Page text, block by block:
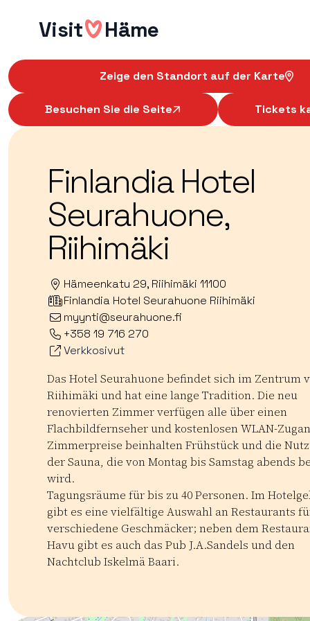
sisältöönVisit Häme
Zeige den Standort auf der Karte
Besuchen Sie die Seite Tickets
Finlandia Hotel
Seurahuone,
Riihimäki
Hämeenkatu 29, Riihimäki 11100
Finlandia Hotel Seurahuone Riihimäki
myynti@seurahuone.fi
+358 19 716 270
Verkkosivut
Das Hotel Seurahuone befindet sich im Zentrum
Riihimäki und hat eine lange Tradition. Die neu
renovierten Zimmer verfügen alle über einen
Flachbildfernseher und kostenlosen WLAN-
Zimmerpreise beinhalten Frühstück und die
der Sauna, die von Montag bis Samstag abends
wird.
Tagungsräume für bis zu 40 Personen. Im
gibt es eine vielfältige Auswahl an Restaurants
verschiedene Geschmäcker; neben dem
Havu gibt es auch das Pub J.A.Sandels und den
Nachtclub Iskelmä Baari.